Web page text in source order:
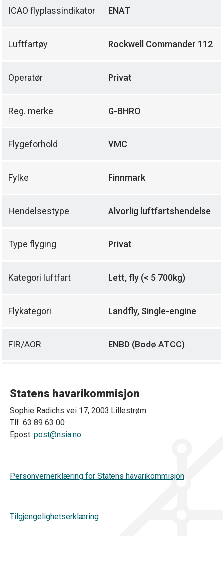
ICAO flyplassindikator ENAT
Luftfartøy Rockwell Commander 112
Operatør Privat
Reg. merke G-BHRO
Flygeforhold VMC
Fylke Finnmark
Hendelsestype Alvorlig luftfartshendelse
Type flyging Privat
Kategori luftfart Lett, fly (< 5 700kg)
Flykategori Landfly, Single-engine
FIR/AOR ENBD (Bodø ATCC)
Statens havarikommisjon
Sophie Radichs vei 17, 2003 Lillestrøm
Tlf: 63 89 63 00
Epost: post@nsia.no
Personvernerklæring for Statens havarikommisjon
Tilgjengelighetserklæring